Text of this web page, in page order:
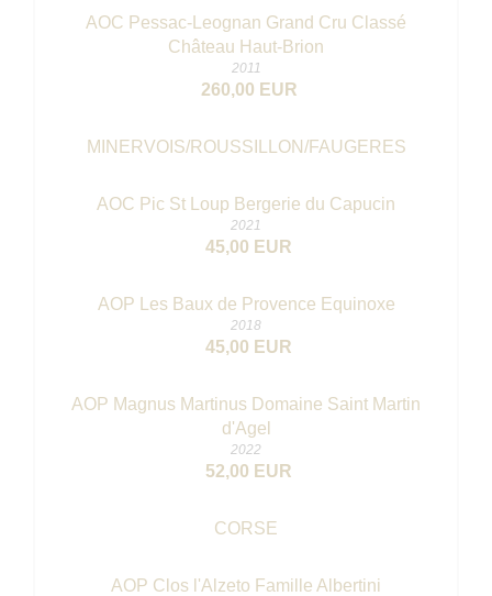
AOC Pessac-Leognan Grand Cru Classé
Château Haut-Brion
2011
260,00 EUR
MINERVOIS/ROUSSILLON/FAUGERES
AOC Pic St Loup Bergerie du Capucin
2021
45,00 EUR
AOP Les Baux de Provence Equinoxe
2018
45,00 EUR
AOP Magnus Martinus Domaine Saint Martin
d'Agel
2022
52,00 EUR
CORSE
AOP Clos l'Alzeto Famille Albertini